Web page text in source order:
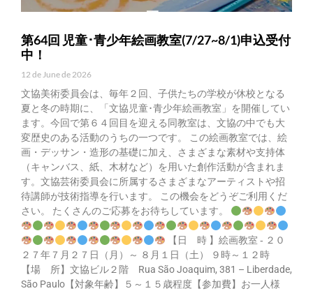
第64回 児童･青少年絵画教室(7/27~8/1)申込受付
中！
12 de June de 2026
文協美術委員会は、毎年２回、子供たちの学校が休校となる
夏と冬の時期に、「文協児童･青少年絵画教室」を開催してい
ます。今回で第６４回目を迎える同教室は、文協の中でも大
変歴史のある活動のうちの一つです。 この絵画教室では、絵
画・デッサン・造形の基礎に加え、さまざまな素材や支持体
（キャンバス、紙、木材など）を用いた創作活動が含まれま
す。文協芸術委員会に所属するさまざまなアーティストや招
待講師が技術指導を行います。 この機会をどうぞご利用くだ
さい。 たくさんのご応募をお待ちしています。
【日 時 】絵画教室 ‐ ２０
２７年７月２７日（月）～ ８月１日（土） ９時～１２時
【場 所】文協ビル２階 Rua São Joaquim, 381 – Liberdade,
São Paulo【対象年齢】５～１５歳程度【参加費】お一人様